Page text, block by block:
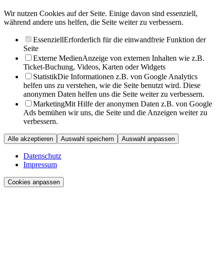
Wir nutzen Cookies auf der Seite. Einige davon sind essenziell,
während andere uns helfen, die Seite weiter zu verbessern.
EssenziellErforderlich für die einwandfreie Funktion der
Seite
Externe MedienAnzeige von externen Inhalten wie z.B.
Ticket-Buchung, Videos, Karten oder Widgets
StatistikDie Informationen z.B. von Google Analytics
helfen uns zu verstehen, wie die Seite benutzt wird. Diese
anonymen Daten helfen uns die Seite weiter zu verbessern.
MarketingMit Hilfe der anonymen Daten z.B. von Google
Ads bemühen wir uns, die Seite und die Anzeigen weiter zu
verbessern.
Alle akzeptieren Auswahl speichern Auswahl anpassen
Datenschutz
Impressum
Cookies anpassen